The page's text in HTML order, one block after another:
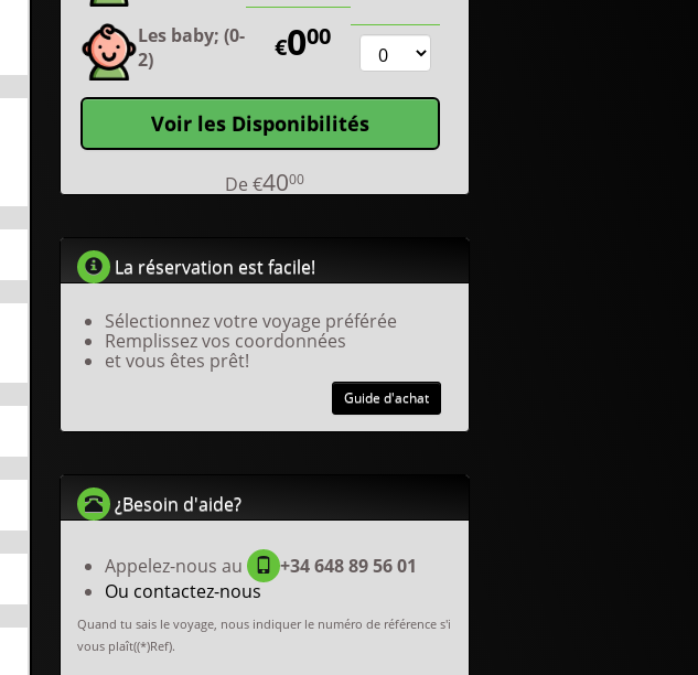
Les baby; (0-
2)
€000
Voir les Disponibilités
De €4000
La réservation est facile!
Sélectionnez votre voyage préférée
Remplissez vos coordonnées
et vous êtes prêt!
Guide d'achat
¿Besoin d'aide?
Appelez-nous au
+34 648 89 56 01
Ou contactez-nous
Quand tu sais le voyage, nous indiquer le numéro de référence s'i
vous plaît((*)Ref).